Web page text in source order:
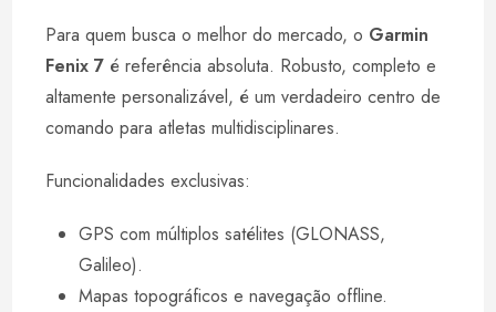
Para quem busca o melhor do mercado, o Garmin
Fenix 7 é referência absoluta. Robusto, completo e
altamente personalizável, é um verdadeiro centro de
comando para atletas multidisciplinares.
Funcionalidades exclusivas:
GPS com múltiplos satélites (GLONASS,
Galileo).
Mapas topográficos e navegação offline.